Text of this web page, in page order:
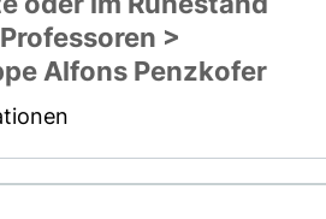
>
Alfons Penzkofer